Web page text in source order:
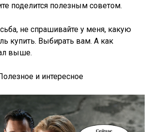
поделится полезным советом.
не спрашивайте у меня, какую
купить. Выбирать вам. А как
выше.
и интересное